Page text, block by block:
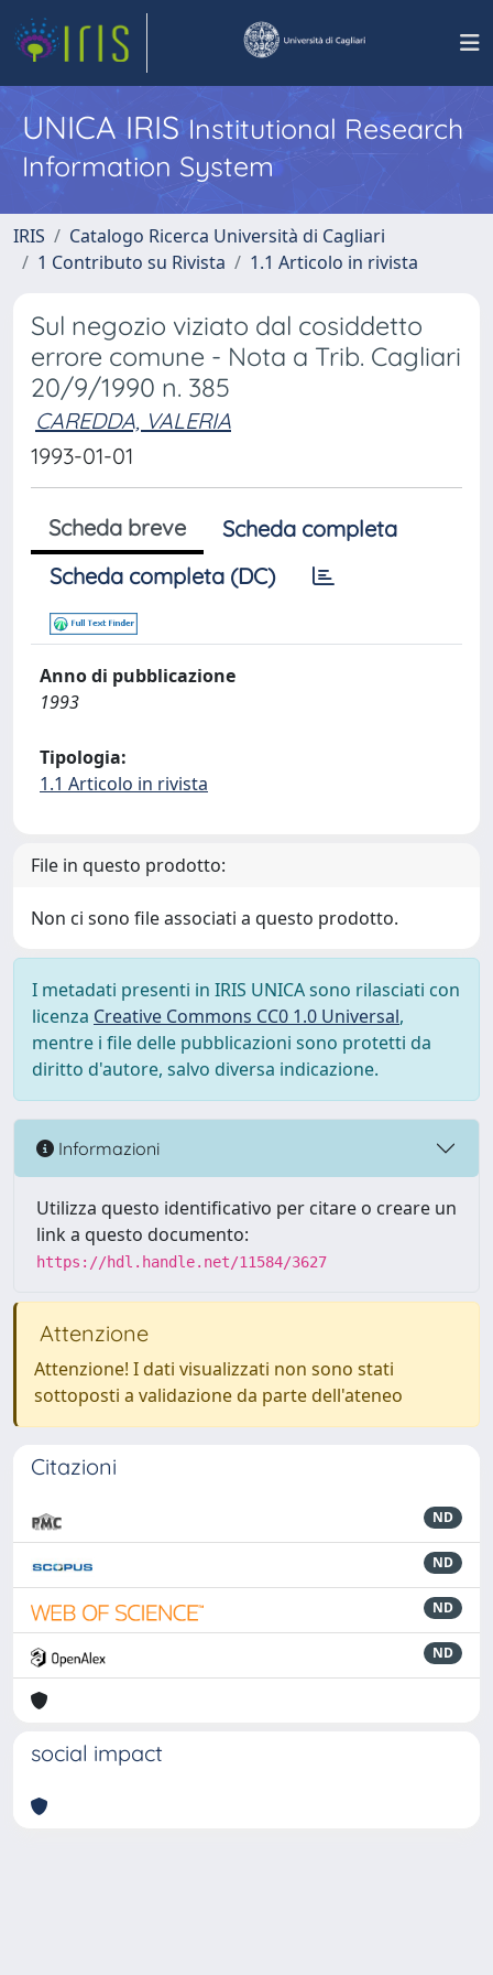
UNICA IRISInstitutional Research
Information System
IRIS
Catalogo Ricerca Università di Cagliari
1 Contributo su Rivista
1.1 Articolo in rivista
Sul negozio viziato dal cosiddetto
errore comune - Nota a Trib. Cagliari
20/9/1990 n. 385
CAREDDA, VALERIA
1993-01-01
Scheda breve
Scheda completa
Scheda completa (DC)
Anno di pubblicazione
1993
Tipologia:
1.1 Articolo in rivista
File in questo prodotto:
Non ci sono file associati a questo prodotto.
I metadati presenti in IRIS UNICA sono rilasciati con
licenza Creative Commons CC0 1.0 Universal,
mentre i file delle pubblicazioni sono protetti da
diritto d'autore, salvo diversa indicazione.
Informazioni
Utilizza questo identificativo per citare o creare un
link a questo documento:
https://hdl.handle.net/11584/3627
Attenzione
Attenzione! I dati visualizzati non sono stati
sottoposti a validazione da parte dell'ateneo
Citazioni
ND
ND
ND
ND
social impact